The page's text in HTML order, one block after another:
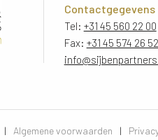
Contactgegevens
Tel: +31 45 560 22 00
Fax: +31 45 574 26 52
| Algemene voorwaarden |